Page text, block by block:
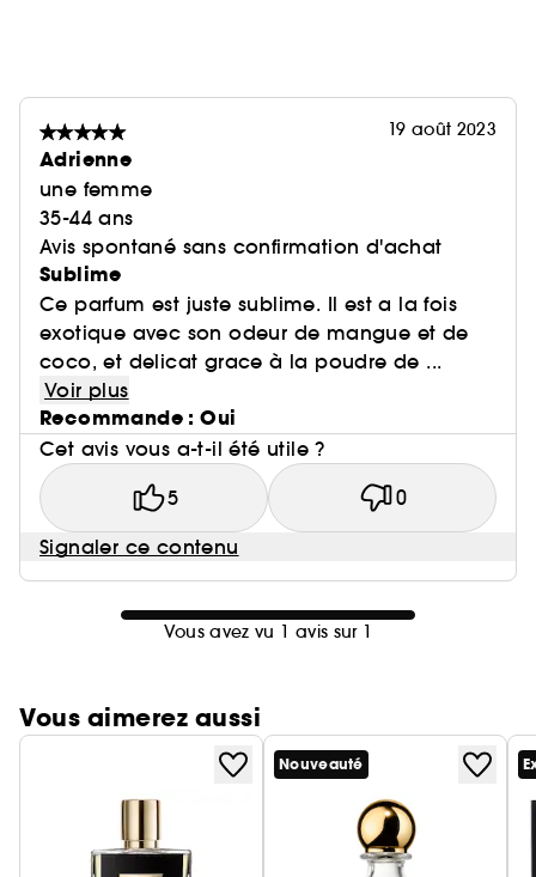
19 août 2023
Adrienne
une femme
35-44 ans
Avis spontané sans confirmation d'achat
Sublime
Ce parfum est juste sublime. Il est a la fois
exotique avec son odeur de mangue et de
coco, et delicat grace à la poudre de ...
Voir plus
Recommande : Oui
Cet avis vous a-t-il été utile ?
5 0
Signaler ce contenu
Vous avez vu 1 avis sur 1
Vous aimerez aussi
Nouveauté